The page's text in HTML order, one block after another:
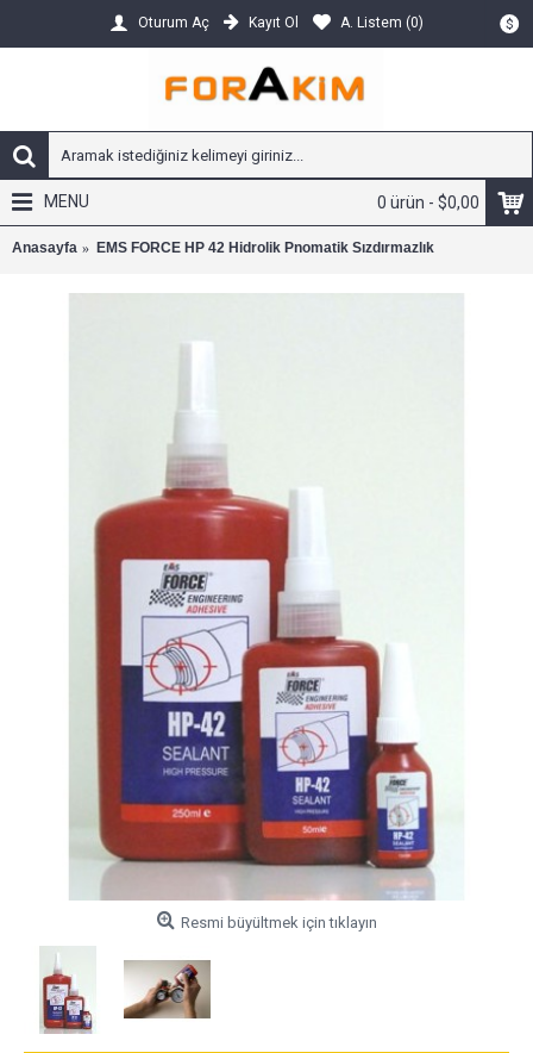
$
Oturum Aç Kayıt Ol A. Listem (0)
0 ürün - $0,00
MENU
Anasayfa EMS FORCE HP 42 Hidrolik Pnomatik Sızdırmazlık
Resmi büyültmek için tıklayın